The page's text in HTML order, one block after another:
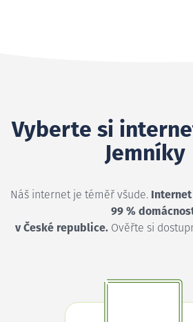
Vyberte si
Jemníky
Náš internet je téměř všude. Internet
99 %
v České republice.Ověřte si